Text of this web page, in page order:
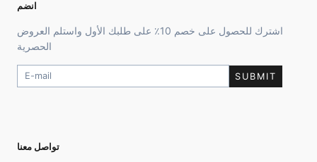
انضم
اشترك للحصول على خصم 10٪ على طلبك الأول واستلم العروض
الحصرية
SUBMIT
تواصل معنا